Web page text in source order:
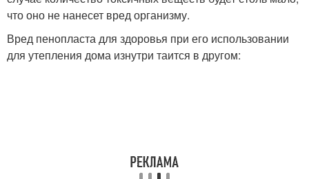
что оно не нанесет вред организму.
Вред пенопласта для здоровья при его использовании
для утепления дома изнутри таится в другом: